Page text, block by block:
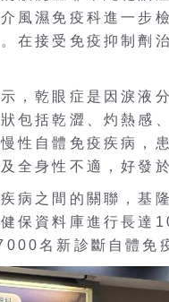
風濕免疫科進一步
在接受免疫抑制劑
，乾眼症是因淚液
包括乾澀、灼熱感
性自體免疫疾病，
全身性不適，好發
病之間的關聯，基
保資料庫進行長達
名新診斷自體免